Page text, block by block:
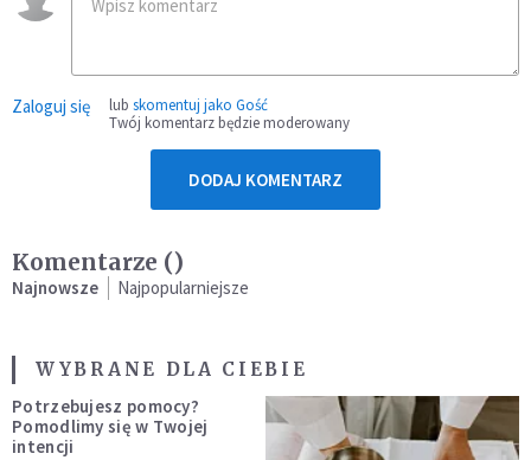
Zaloguj się lub skomentuj jako Gość
Twój komentarz będzie moderowany
DODAJ KOMENTARZ
Komentarze ()
Najnowsze Najpopularniejsze
WYBRANE DLA CIEBIE
Potrzebujesz pomocy?
Pomodlimy się w Twojej
intencji